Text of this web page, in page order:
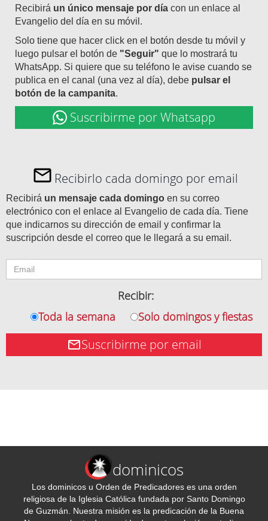
Recibirá un único mensaje por día con un enlace al
Evangelio del día en su móvil.
Solo tiene que hacer click en el botón desde tu móvil y
luego pulsar el botón de "Seguir" que lo mostrará tu
WhatsApp. Si quiere que su teléfono le avise cuando se
publica en el canal (una vez al día), debe pulsar el
botón de la campanita.
Suscribirme por Whatsapp
Recibirlo cada domingo por email
Recibirá un mensaje cada domingo en su correo
electrónico con el enlace al Evangelio de cada día. Tiene
que indicarnos su dirección de email y confirmar la
suscripción desde el correo que le llegará a su email.
Recibir:
Toda la semana
Solo domingos y fiestas
Suscribirme por email
dominicos
Los dominicos u Orden de Predicadores es una orden
religiosa de la Iglesia Católica fundada por Santo Domingo
de Guzmán. Nuestra misión es la predicación de la Buena